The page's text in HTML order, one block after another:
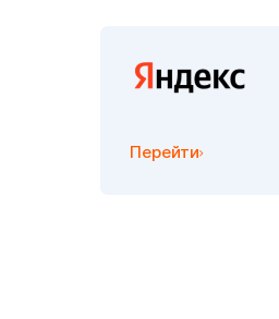
Перейти